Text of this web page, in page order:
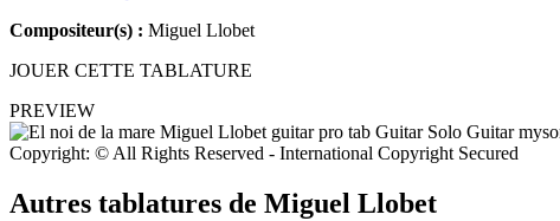
Compositeur(s) : Miguel Llobet
JOUER CETTE TABLATURE
PREVIEW
Copyright: © All Rights Reserved - International Copyright Secured
Autres tablatures de Miguel Llobet